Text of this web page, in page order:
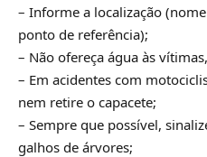
– Informe a localização
ponto de referência);
– Não ofereça água às
– Em acidentes com
nem retire o capacete;
– Sempre que possível,
galhos de árvores;